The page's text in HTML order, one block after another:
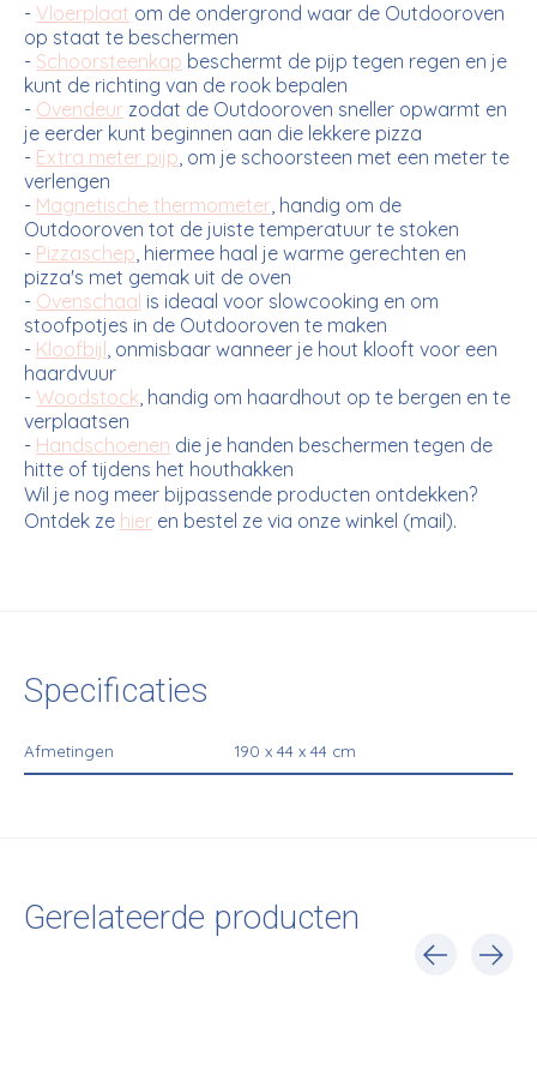
- Vloerplaat om de ondergrond waar de Outdooroven
op staat te beschermen
- Schoorsteenkap beschermt de pijp tegen regen en je
kunt de richting van de rook bepalen
- Ovendeur zodat de Outdooroven sneller opwarmt en
je eerder kunt beginnen aan die lekkere pizza
- Extra meter pijp, om je schoorsteen met een meter te
verlengen
- Magnetische thermometer, handig om de
Outdooroven tot de juiste temperatuur te stoken
- Pizzaschep, hiermee haal je warme gerechten en
pizza's met gemak uit de oven
- Ovenschaal is ideaal voor slowcooking en om
stoofpotjes in de Outdooroven te maken
- Kloofbijl , onmisbaar wanneer je hout klooft voor een
haardvuur
- Woodstock, handig om haardhout op te bergen en te
verplaatsen
- Handschoenen die je handen beschermen tegen de
hitte of tijdens het houthakken
Wil je nog meer bijpassende producten ontdekken?
Ontdek ze hier en bestel ze via onze winkel (mail).
Specificaties
Afmetingen 190 x 44 x 44 cm
Gerelateerde producten